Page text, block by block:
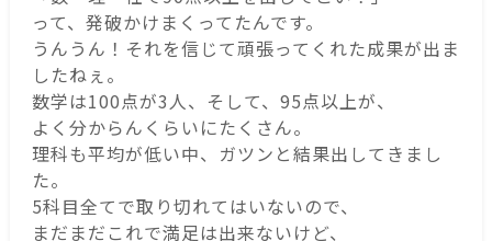
って、発破かけまくってたんです。
うんうん！それを信じて頑張ってくれた成果が出ま
したねぇ。
数学は100点が3人、そして、95点以上が、
よく分からんくらいにたくさん。
理科も平均が低い中、ガツンと結果出してきまし
た。
5科目全てで取り切れてはいないので、
まだまだこれで満足は出来ないけど、